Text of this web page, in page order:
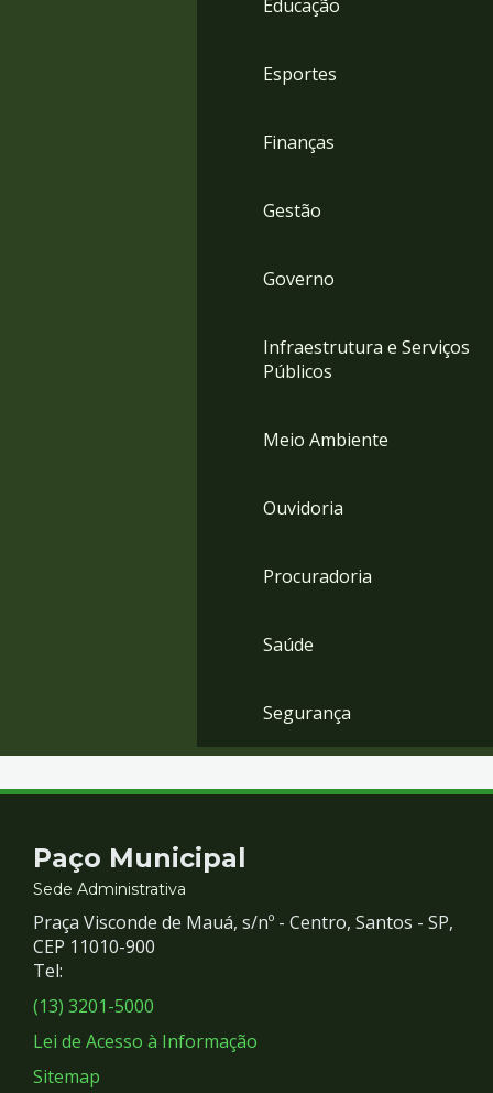
Educação
Esportes
Finanças
Gestão
Governo
Infraestrutura e Serviços
Públicos
Meio Ambiente
Ouvidoria
Procuradoria
Saúde
Segurança
Contato
e
Redes
Sociais
Paço Municipal
Sede Administrativa
Praça Visconde de Mauá, s/nº - Centro, Santos - SP,
CEP 11010-900
Tel:
(13) 3201-5000
Lei de Acesso à Informação
Sitemap